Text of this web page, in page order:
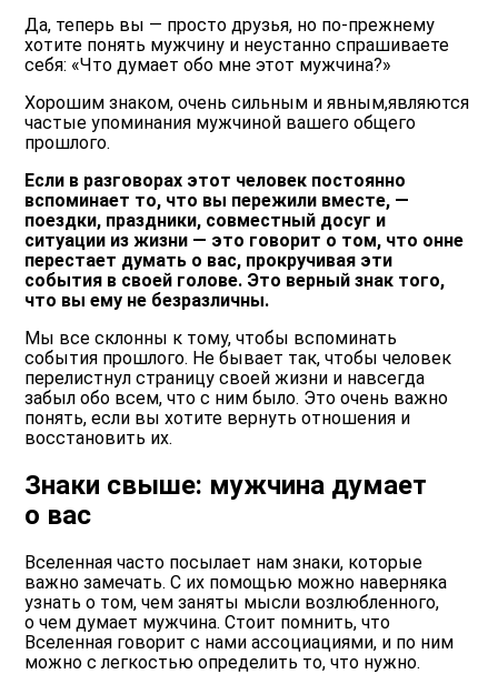
Да, теперь вы ― просто друзья, но по-прежнему
хотите понять мужчину и неустанно спрашиваете
себя: «Что думает обо мне этот мужчина?»
Хорошим знаком, очень сильным и явным,являются
частые упоминания мужчиной вашего общего
прошлого.
Если в разговорах этот человек постоянно
вспоминает то, что вы пережили вместе, ―
поездки, праздники, совместный досуг и
ситуации из жизни ― это говорит о том, что онне
перестает думать о вас, прокручивая эти
события в своей голове. Это верный знак того,
что вы ему не безразличны.
Мы все склонны к тому, чтобы вспоминать
события прошлого. Не бывает так, чтобы человек
перелистнул страницу своей жизни и навсегда
забыл обо всем, что с ним было. Это очень важно
понять, если вы хотите вернуть отношения и
восстановить их.
Знаки свыше: мужчина думает
о вас
Вселенная часто посылает нам знаки, которые
важно замечать. С их помощью можно наверняка
узнать о том, чем заняты мысли возлюбленного,
о чем думает мужчина. Стоит помнить, что
Вселенная говорит с нами ассоциациями, и по ним
можно с легкостью определить то, что нужно.